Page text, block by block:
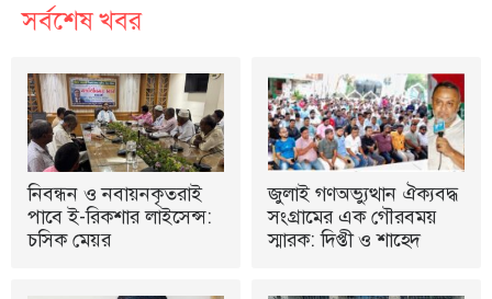
সর্বশেষ খবর
নিবন্ধন ও নবায়নকৃতরাই
পাবে ই-রিকশার লাইসেন্স:
চসিক মেয়র
জুলাই গণঅভ্যুত্থান ঐক্যবদ্ধ
সংগ্রামের এক গৌরবময়
স্মারক: দিপ্তী ও শাহেদ